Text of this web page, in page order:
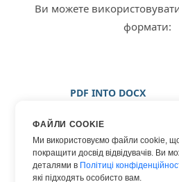
Ви можете
формати:
PDF INTO DOCX
PDF INTO JPG
PDF INTO PNG
PDF INTO WORD
ФАЙЛИ COOKIE
Ми використовуємо файли cookie,
покращити досвід відвідувачів. Ви
деталями в Політиці
які підходять особисто вам.